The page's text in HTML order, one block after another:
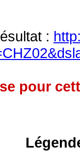
:
pour